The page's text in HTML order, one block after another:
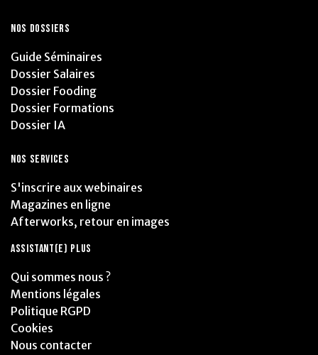
NOS DOSSIERS
Guide Séminaires
Dossier Salaires
Dossier Fooding
Dossier Formations
Dossier IA
NOS SERVICES
S'inscrire aux webinaires
Magazines en ligne
Afterworks, retour en images
ASSISTANT(E) PLUS
Qui sommes nous ?
Mentions légales
Politique RGPD
Cookies
Nous contacter